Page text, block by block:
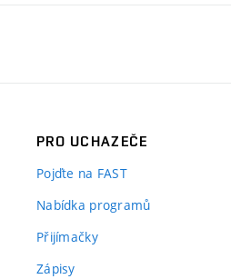
PRO UCHAZEČE
Pojďte na FAST
Nabídka programů
Přijímačky
Zápisy